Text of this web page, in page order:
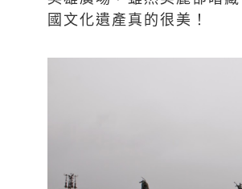
國文化遺產真的很美！